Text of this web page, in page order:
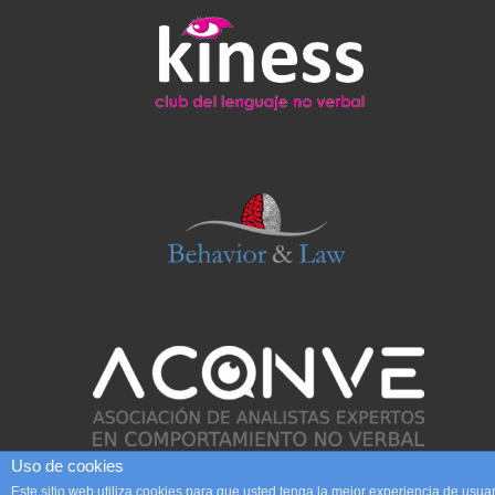
Uso de cookies
Este sitio web utiliza cookies para que usted tenga la mejor experiencia de